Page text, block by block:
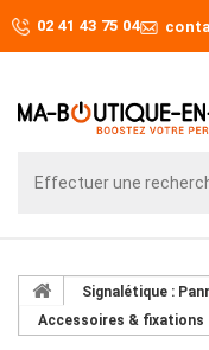
02 41 43 75 04
Signalétique :
Accessoires & fixations